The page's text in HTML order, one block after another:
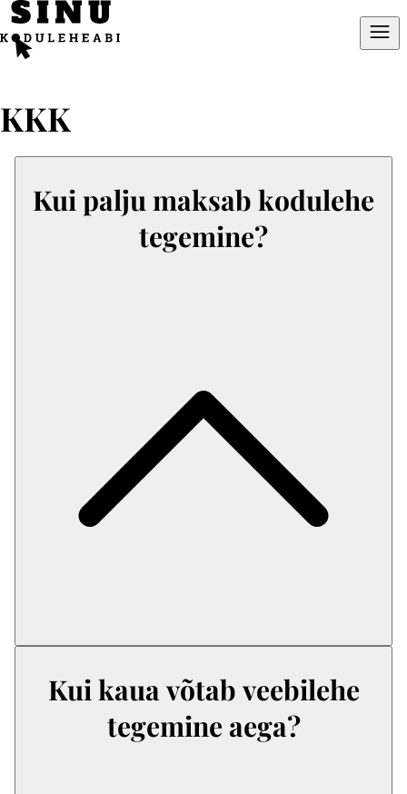
Mine
otse
sisu
KKK
Kui palju maksab kodulehe
tegemine?
Kui kaua võtab veebilehe
tegemine aega?